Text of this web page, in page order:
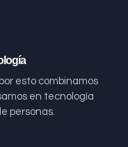
esto combinamos
en tecnología
personas.